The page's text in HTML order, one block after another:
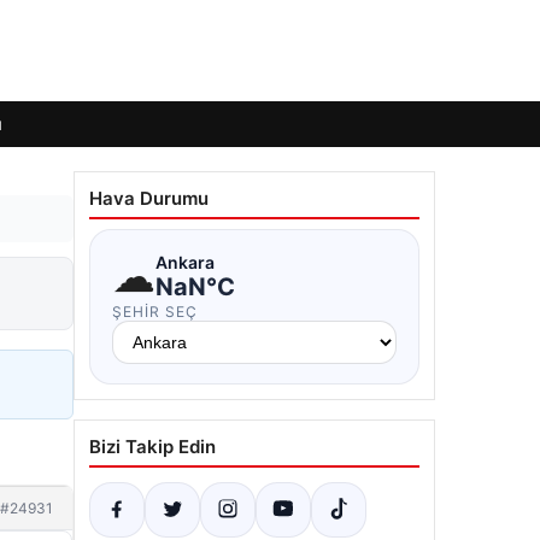
#24931
Hava Durumu
☁Ankara
NaN°C
ŞEHIR SEÇ
Bizi Takip Edin